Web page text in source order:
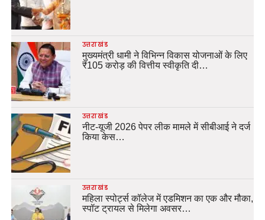
उत्तराखंड
मुख्यमंत्री धामी ने विभिन्न विकास योजनाओं के लिए
₹105 करोड़ की वित्तीय स्वीकृति दी…
उत्तराखंड
नीट-यूजी 2026 पेपर लीक मामले में सीबीआई ने दर्ज
किया केस…
उत्तराखंड
महिला स्पोर्ट्स कॉलेज में एडमिशन का एक और मौका,
स्पॉट ट्रायल से मिलेगा अवसर…